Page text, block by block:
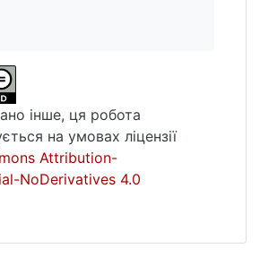
інше, ця робота
на умовах ліцензії
Attribution-
NoDerivatives 4.0